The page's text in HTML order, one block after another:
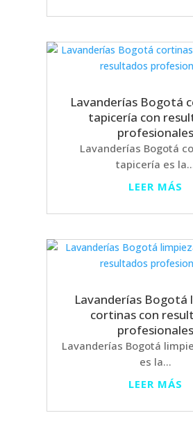
Lavanderías Bogotá
tapicería con
profesionales
Lavanderías Bogotá
tapicería es
LEER MÁS
Lavanderías Bogotá
cortinas con
profesionales
Lavanderías Bogotá
es la...
LEER MÁS